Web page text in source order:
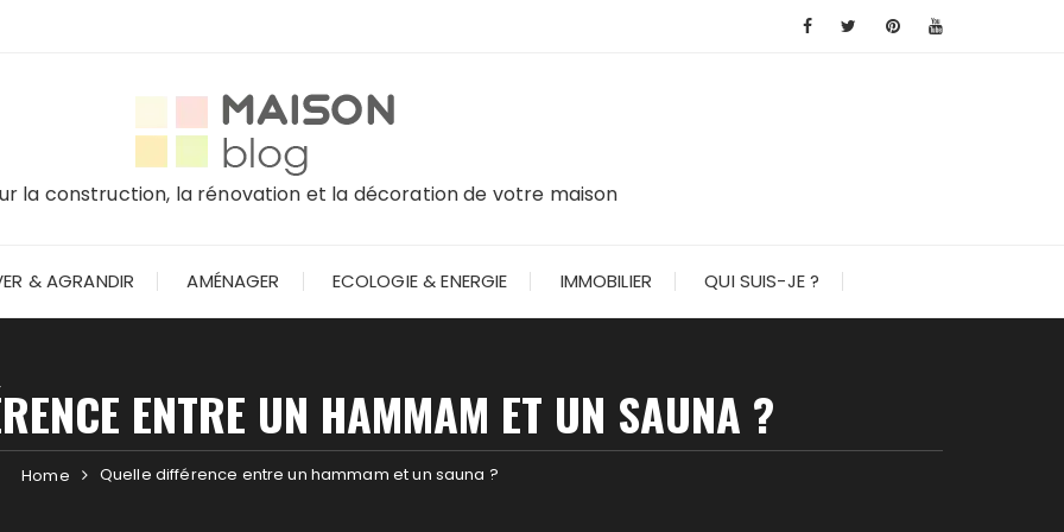
la construction, la rénovation et la décoration de votre maison
& AGRANDIR AMÉNAGER ECOLOGIE & ENERGIE IMMOBILIER QUI SUIS-JE ?
ENTRE UN HAMMAM ET UN SAUNA ?
Home Quelle différence entre un hammam et un sauna ?